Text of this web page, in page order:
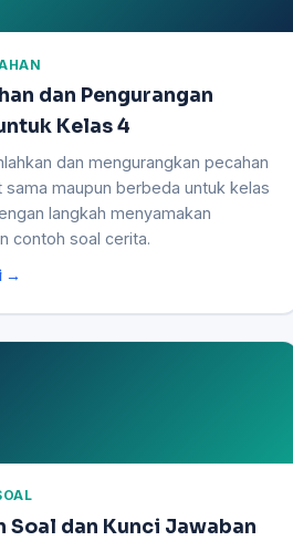
dan Pengurangan
Kelas 4
dan mengurangkan pecahan
maupun berbeda untuk kelas
langkah menyamakan
contoh soal cerita.
→
Soal dan Kunci Jawaban